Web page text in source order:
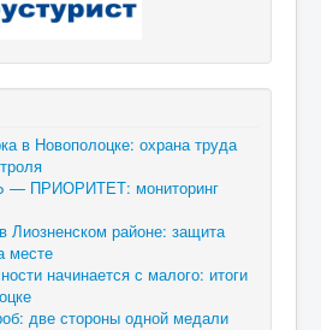
в Новополоцке: охрана труда
ПРИОРИТЕТ: мониторинг
Лиозненском районе: защита
месте
начинается с малого: итоги
две стороны одной медали